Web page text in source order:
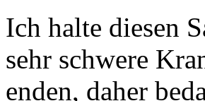
Ich halte diesen
sehr schwere
enden, daher